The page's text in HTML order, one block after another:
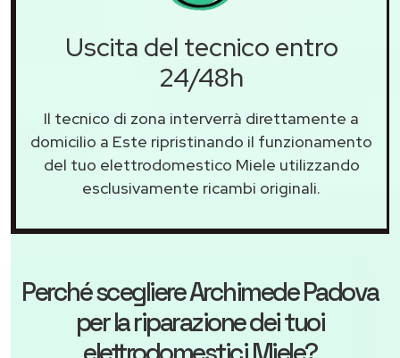
Uscita del tecnico entro
24/48h
Il tecnico di zona interverrà direttamente a
domicilio a Este ripristinando il funzionamento
del tuo elettrodomestico Miele utilizzando
esclusivamente ricambi originali.
Perché scegliereArchimede Padova
per la riparazione dei tuoi